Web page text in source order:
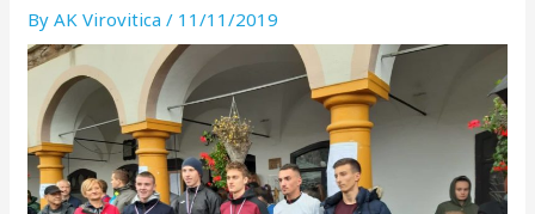
ByAK Virovitica/ 11/11/2019